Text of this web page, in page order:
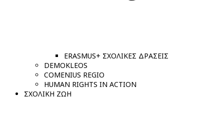
ERASMUS+ ΣΧΟΛΙΚΕΣ ΔΡΑΣΕΙΣ
DEMOKLEOS
COMENIUS REGIO
HUMAN RIGHTS IN ACTION
ΣΧΟΛΙΚΗ ΖΩΗ